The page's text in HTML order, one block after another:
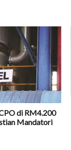
di RM4.200
Mandatori